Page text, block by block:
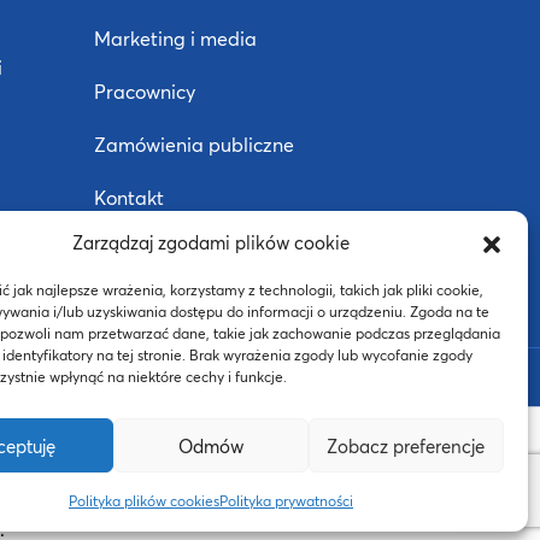
Zarządzaj zgodami plików cookie
jak najlepsze wrażenia, korzystamy z technologii, takich jak pliki cookie,
i/lub uzyskiwania dostępu do informacji o urządzeniu. Zgoda na te
nam przetwarzać dane, takie jak zachowanie podczas przeglądania
na tej stronie. Brak wyrażenia zgody lub wycofanie zgody
wpłynąć na niektóre cechy i funkcje.
Odmów Zobacz preferencje
Polityka plików cookiesPolityka prywatności
Marketing i media
Pracownicy
Zamówienia publiczne
Kontakt
Deklaracja dostępności
BIP
oraz budżetu państwa w ramach